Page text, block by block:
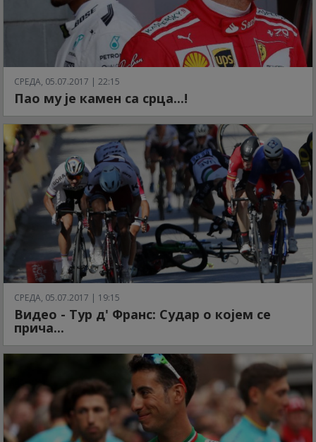
СРЕДА, 05.07.2017 | 22:15
Пао му је камен са срца...!
СРЕДА, 05.07.2017 | 19:15
Видео - Тур д' Франс: Судар о којем се
прича...